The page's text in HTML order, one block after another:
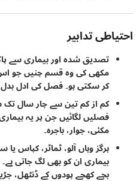
تدابیر
تصدیق شدہ اور بیماری سے پاک
مکھی کی وہ قسم چنیں جو اس
کر سکتی ہو۔ فصل کی ادل بدل ضرور
کم از کم تین سے چار سال تک
فصلیں لگائیں جن پر یہ بیماری
مکئی، جوار، باجرہ۔
ہرگز وہاں آلو، ٹماٹر، کپاس یا
بیماری ان کو بھی لگ جاتی ہے۔
بچے کھچے پودوں کے ڈنٹھل، جڑیں اور